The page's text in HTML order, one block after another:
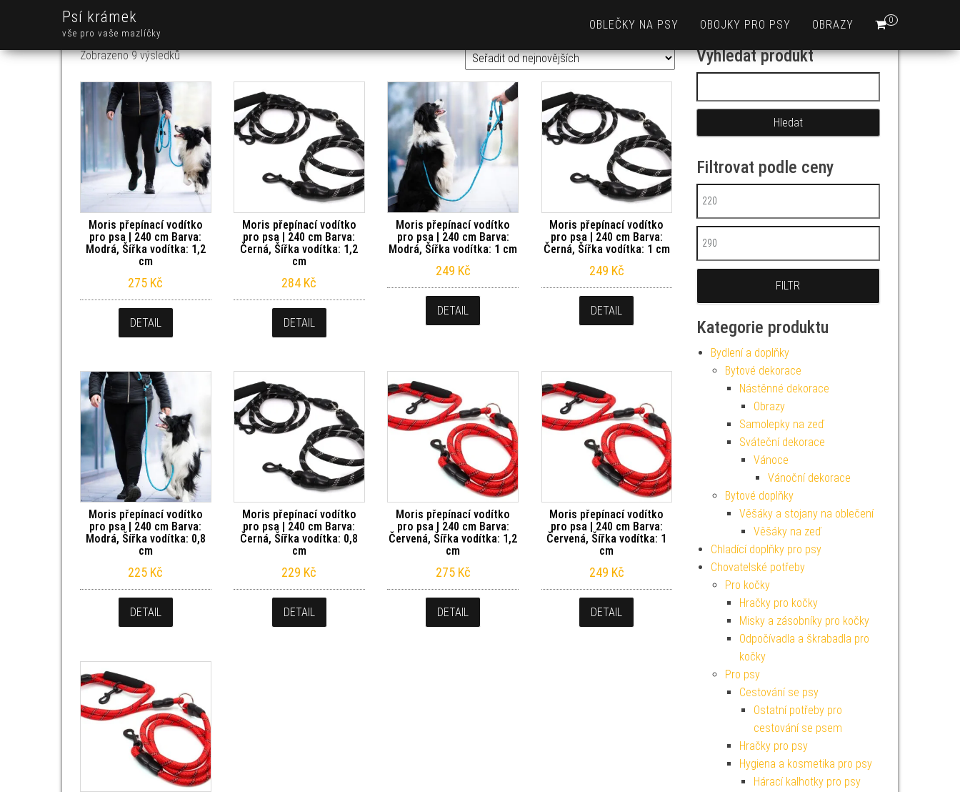
Psí krámek
vše pro vaše mazlíčky
0
OBLEČKY NA PSY OBOJKY PRO PSY OBRAZY
Zobrazeno 9 výsledkůSeřazeno od nejnovějších
Moris přepínací vodítko
pro psa | 240 cm Barva:
Modrá, Šířka vodítka: 1,2
cm
275 Kč
DETAIL
Moris přepínací vodítko
pro psa | 240 cm Barva:
Černá, Šířka vodítka: 1,2
cm
284 Kč
DETAIL
Moris přepínací vodítko
pro psa | 240 cm Barva:
Modrá, Šířka vodítka: 1 cm
249 Kč
DETAIL
Moris přepínací vodítko
pro psa | 240 cm Barva:
Černá, Šířka vodítka: 1 cm
249 Kč
DETAIL
Moris přepínací vodítko
pro psa | 240 cm Barva:
Modrá, Šířka vodítka: 0,8
cm
225 Kč
DETAIL
Moris přepínací vodítko
pro psa | 240 cm Barva:
Černá, Šířka vodítka: 0,8
cm
229 Kč
DETAIL
Moris přepínací vodítko
pro psa | 240 cm Barva:
Červená, Šířka vodítka: 1,2
cm
275 Kč
DETAIL
Moris přepínací vodítko
pro psa | 240 cm Barva:
Červená, Šířka vodítka: 1
cm
249 Kč
DETAIL
Vyhledat produkt
Filtrovat podle ceny
Minimální cena
Maximální cena
FILTR
Kategorie produktu
Bydlení a doplňky
Bytové dekorace
Nástěnné dekorace
Obrazy
Samolepky na zeď
Sváteční dekorace
Vánoce
Vánoční dekorace
Bytové doplňky
Věšáky a stojany na oblečení
Věšáky na zeď
Chladící doplňky pro psy
Chovatelské potřeby
Pro kočky
Hračky pro kočky
Misky a zásobníky pro kočky
Odpočívadla a škrabadla pro
kočky
Pro psy
Cestování se psy
Ostatní potřeby pro
cestování se psem
Hračky pro psy
Hygiena a kosmetika pro psy
Hárací kalhotky pro psy